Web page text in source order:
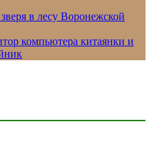
в лесу Воронежской
компьютера китаянки и